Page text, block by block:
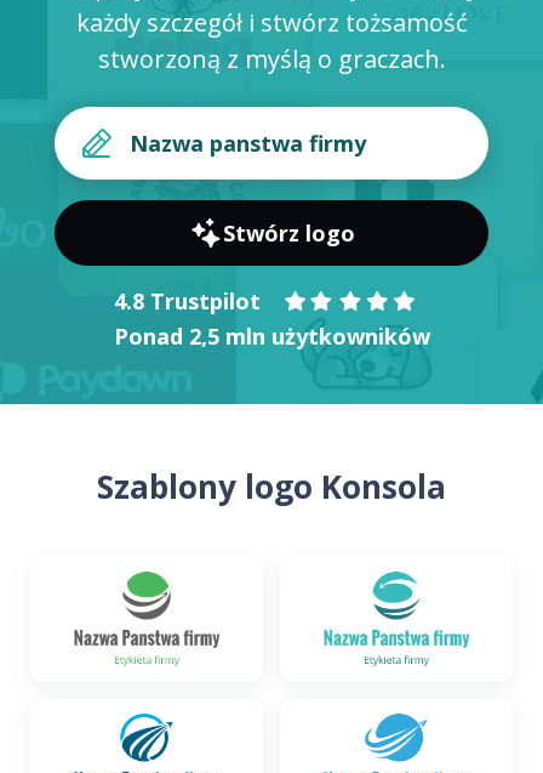
O nas
ZALOGUJ SIĘ
każdy szczegół i stwórz tożsamość
stworzoną z myślą o graczach.
Stwórz logo
4.8 Trustpilot
Ponad 2,5 mln użytkowników
Szablony logo Konsola